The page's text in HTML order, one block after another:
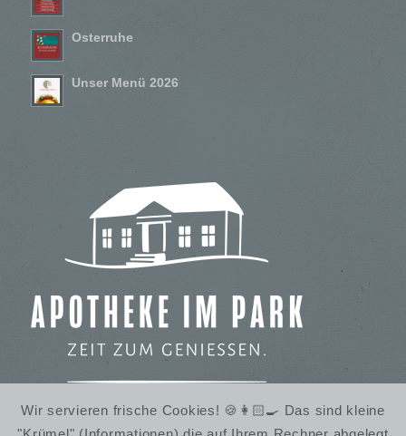
Osterruhe
Unser Menü 2026
Wir servieren frische Cookies! 🍪👩🏻‍🍳 Das sind kleine